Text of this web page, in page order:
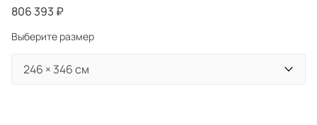
806 393 ₽
Выберите размер